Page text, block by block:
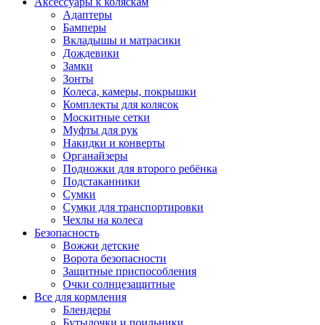
Адаптеры
Бамперы
Вкладышы и матрасики
Дождевики
Замки
Зонты
Колеса, камеры, покрышки
Комплекты для колясок
Москитные сетки
Муфты для рук
Накидки и конверты
Органайзеры
Подножки для второго ребёнка
Подстаканники
Сумки
Сумки для транспортировки
Чехлы на колеса
Безопасность
Вожжи детские
Ворота безопасности
Защитные приспособления
Очки солнцезащитные
Все для кормления
Блендеры
Бутылочки и поильники